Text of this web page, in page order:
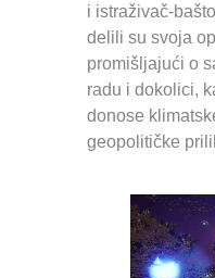
i istraživač-
delili su svoja
promišljajući o
radu i dokolici,
donose
geopolitičke